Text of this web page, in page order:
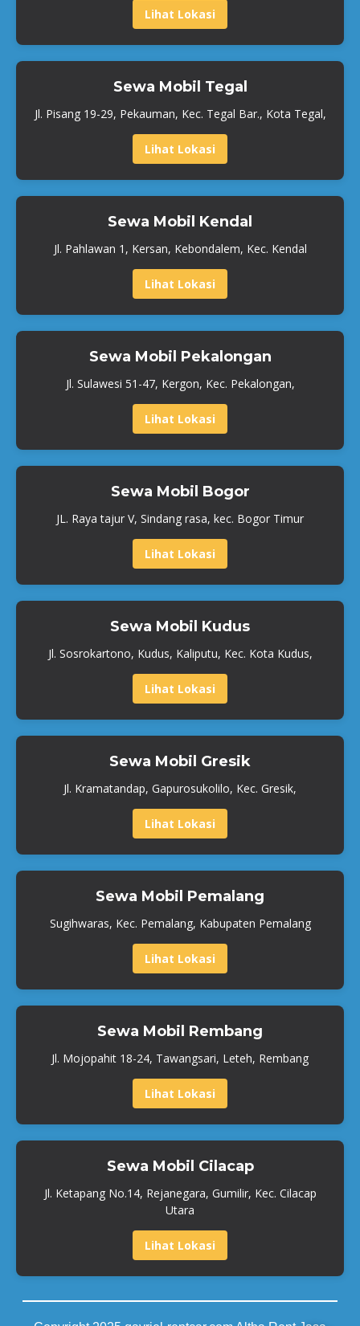
Lihat Lokasi
Sewa Mobil Tegal
Jl. Pisang 19-29, Pekauman, Kec. Tegal Bar., Kota Tegal,
Lihat Lokasi
Sewa Mobil Kendal
Jl. Pahlawan 1, Kersan, Kebondalem, Kec. Kendal
Lihat Lokasi
Sewa Mobil Pekalongan
Jl. Sulawesi 51-47, Kergon, Kec. Pekalongan,
Lihat Lokasi
Sewa Mobil Bogor
JL. Raya tajur V, Sindang rasa, kec. Bogor Timur
Lihat Lokasi
Sewa Mobil Kudus
Jl. Sosrokartono, Kudus, Kaliputu, Kec. Kota Kudus,
Lihat Lokasi
Sewa Mobil Gresik
Jl. Kramatandap, Gapurosukolilo, Kec. Gresik,
Lihat Lokasi
Sewa Mobil Pemalang
Sugihwaras, Kec. Pemalang, Kabupaten Pemalang
Lihat Lokasi
Sewa Mobil Rembang
Jl. Mojopahit 18-24, Tawangsari, Leteh, Rembang
Lihat Lokasi
Sewa Mobil Cilacap
Jl. Ketapang No.14, Rejanegara, Gumilir, Kec. Cilacap
Utara
Lihat Lokasi